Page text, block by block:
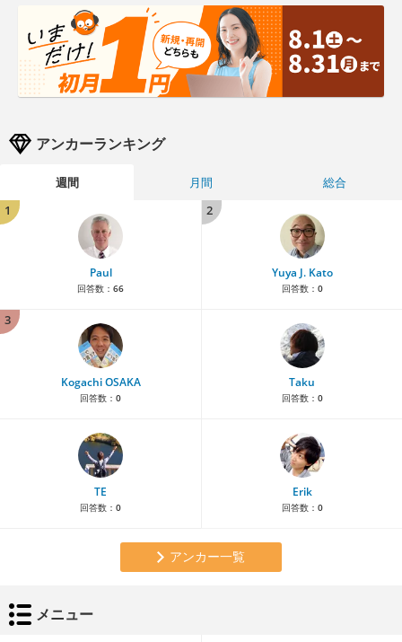
アンカーランキング
週間 月間
総合
1
Paul
回答数： 66
2
Yuya J. Kato
回答数： 0
3
Kogachi OSAKA
回答数： 0
Taku
回答数： 0
TE
回答数： 0
Erik
回答数： 0
アンカー一覧
メニュー